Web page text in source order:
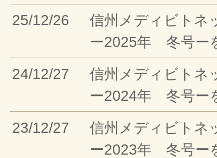
25/12/26
信州メディビトネ
ー2025年 冬号ー
24/12/27
信州メディビトネ
ー2024年 冬号ー
23/12/27
信州メディビトネ
ー2023年 冬号ー